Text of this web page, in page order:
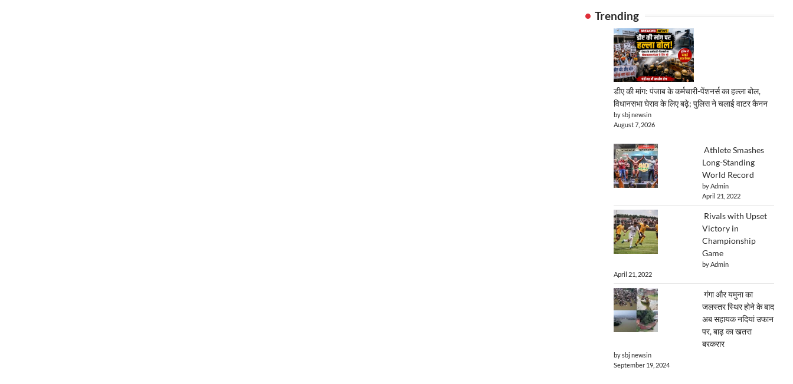
Trending
डीए की मांग: पंजाब के कर्मचारी-पेंशनर्स का हल्ला बोल,
विधानसभा घेराव के लिए बढ़े; पुलिस ने चलाई वाटर कैनन
by sbj newsin
August 7, 2026
Athlete Smashes
Long-Standing
World Record
by Admin
April 21, 2022
Rivals with Upset
Victory in
Championship
Game
by Admin
April 21, 2022
गंगा और यमुना का
जलस्तर स्थिर होने के बाद
अब सहायक नदियां उफान
पर, बाढ़ का खतरा
बरकरार
by sbj newsin
September 19, 2024